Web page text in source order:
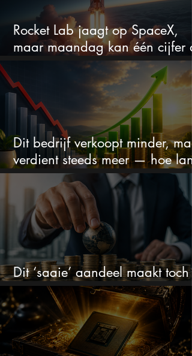
Rocket Lab jaagt op SpaceX,
maar maandag kan één cijfer
droom doorprikken?
Dit bedrijf verkoopt minder,
verdient steeds meer — hoe
kan dit sprookje doorgaan?
Dit ‘saaie’ aandeel maakt toch
bizar veel winst